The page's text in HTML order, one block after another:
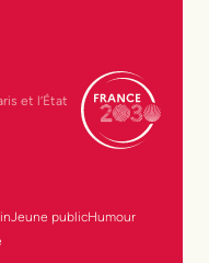
et l’État
Jeune publicHumour